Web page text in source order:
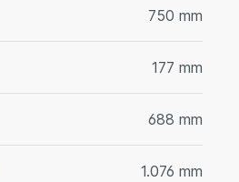
750 mm
177 mm
688 mm
1.076 mm